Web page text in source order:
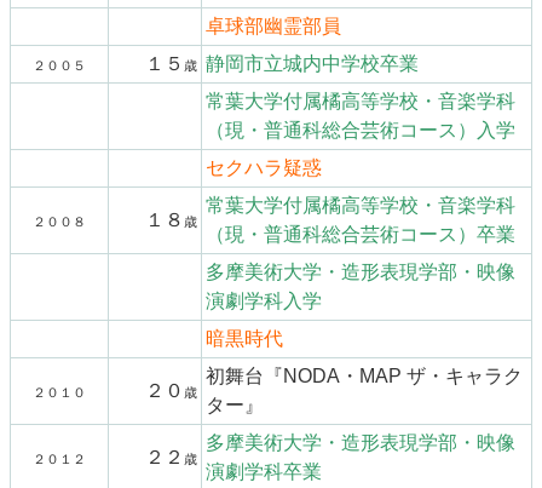
卓球部幽霊部員
２００５ １５ 歳
静岡市立城内中学校卒業
常葉大学付属橘高等学校・音楽学科
（現・普通科総合芸術コース）入学
セクハラ疑惑
２００８ １８ 歳
常葉大学付属橘高等学校・音楽学科
（現・普通科総合芸術コース）卒業
多摩美術大学・造形表現学部・映像
演劇学科入学
暗黒時代
２０１０ ２０ 歳
初舞台『NODA・MAP ザ・キャラク
ター』
２０１２ ２２ 歳
多摩美術大学・造形表現学部・映像
演劇学科卒業